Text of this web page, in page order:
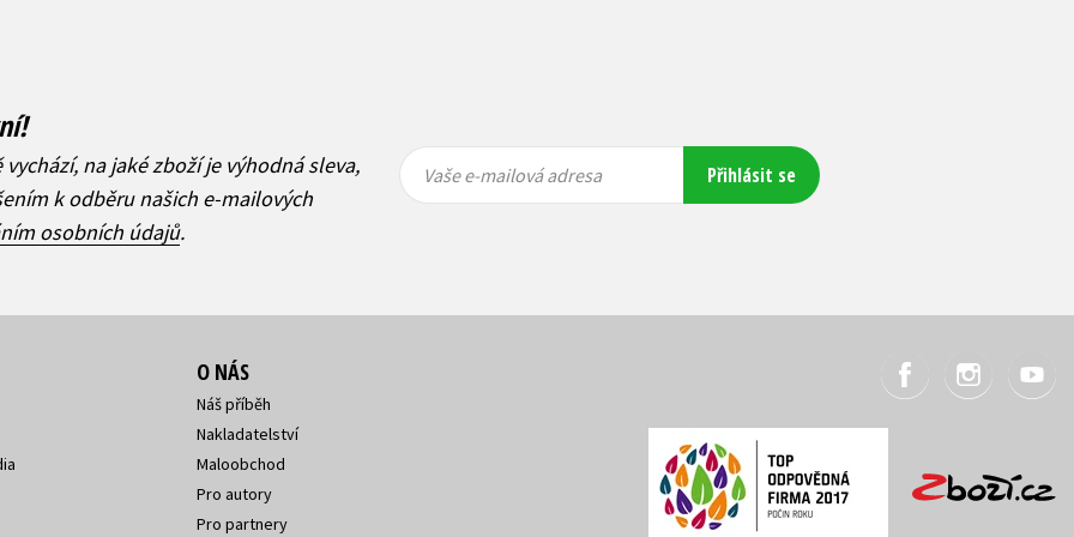
na jaké zboží je výhodná sleva,
k odběru našich e-mailových
osobních údajů.
mailová
mailová
Vaše e-mailová adresa Přihlásit se
O NÁS
Náš příběh
Nakladatelství
Maloobchod
Pro autory
Pro partnery